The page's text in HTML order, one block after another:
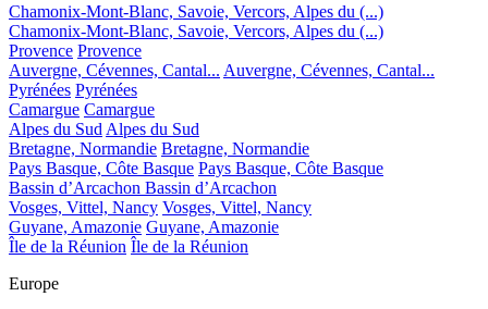
Chamonix-Mont-Blanc, Savoie, Vercors, Alpes du (...)
Chamonix-Mont-Blanc, Savoie, Vercors, Alpes du (...)
Provence Provence
Auvergne, Cévennes, Cantal... Auvergne, Cévennes, Cantal...
Pyrénées Pyrénées
Camargue Camargue
Alpes du Sud Alpes du Sud
Bretagne, Normandie Bretagne, Normandie
Pays Basque, Côte Basque Pays Basque, Côte Basque
Bassin d’Arcachon Bassin d’Arcachon
Vosges, Vittel, Nancy Vosges, Vittel, Nancy
Guyane, Amazonie Guyane, Amazonie
Île de la Réunion Île de la Réunion
Europe